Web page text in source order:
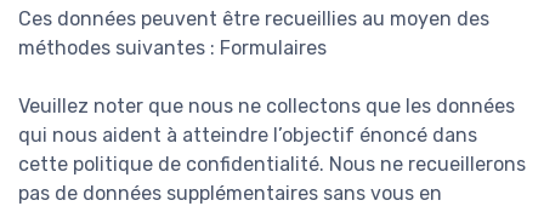
Ces données peuvent être recueillies au moyen des
méthodes suivantes : Formulaires
Veuillez noter que nous ne collectons que les données
qui nous aident à atteindre l’objectif énoncé dans
cette politique de confidentialité. Nous ne recueillerons
pas de données supplémentaires sans vous en